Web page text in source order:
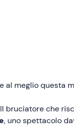
al meglio questa
bruciatore che
, uno spettacolo